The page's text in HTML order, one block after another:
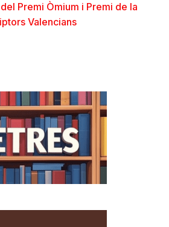
Premi Òmium i Premi de la
Valencians